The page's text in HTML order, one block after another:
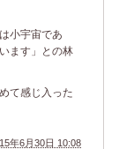
小宇宙であ
ます 」との林
て感じ入った
年6月30日 10:08